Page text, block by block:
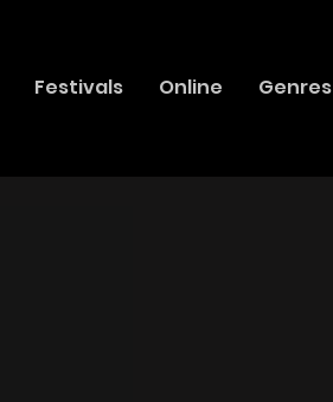
Festivals Online Genres